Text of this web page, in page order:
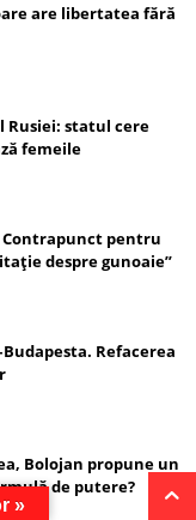
are libertatea fără
Rusiei: statul cere
femeile
Contrapunct pentru
despre gunoaie”
Refacerea
Bolojan propune un
de putere?
»